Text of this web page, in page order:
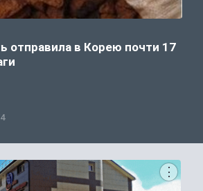
отправила в Корею почти 17